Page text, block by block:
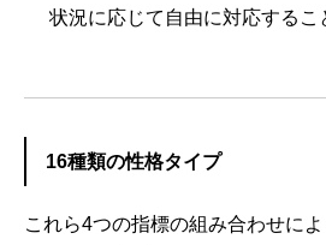
状況に応じて自由に対応するこ
16種類の性格タイプ
これら4つの指標の組み合わせに